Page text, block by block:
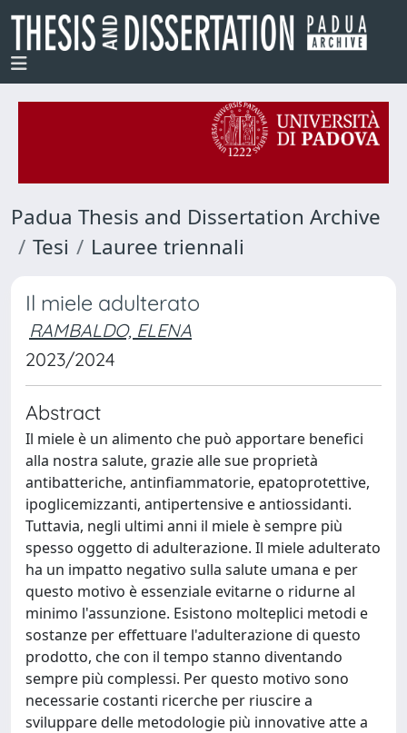
Padua Thesis and Dissertation Archive
Tesi
Lauree triennali
Il miele adulterato
RAMBALDO, ELENA
2023/2024
Abstract
Il miele è un alimento che può apportare benefici
alla nostra salute, grazie alle sue proprietà
antibatteriche, antinfiammatorie, epatoprotettive,
ipoglicemizzanti, antipertensive e antiossidanti.
Tuttavia, negli ultimi anni il miele è sempre più
spesso oggetto di adulterazione. Il miele adulterato
ha un impatto negativo sulla salute umana e per
questo motivo è essenziale evitarne o ridurne al
minimo l'assunzione. Esistono molteplici metodi e
sostanze per effettuare l'adulterazione di questo
prodotto, che con il tempo stanno diventando
sempre più complessi. Per questo motivo sono
necessarie costanti ricerche per riuscire a
sviluppare delle metodologie più innovative atte a